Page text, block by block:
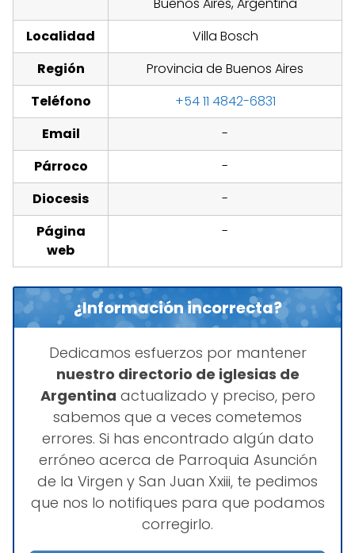
Localidad
Villa Bosch
Región
Provincia de Buenos Aires
Teléfono
+54 11 4842-6831
Email
-
Párroco
-
Diocesis
-
Página
web
-
¿Información incorrecta?
Dedicamos esfuerzos por mantener
nuestro directorio de iglesias de
Argentina actualizado y preciso, pero
sabemos que a veces cometemos
errores. Si has encontrado algún dato
erróneo acerca de Parroquia Asunción
de la Virgen y San Juan Xxiii, te pedimos
que nos lo notifiques para que podamos
corregirlo.